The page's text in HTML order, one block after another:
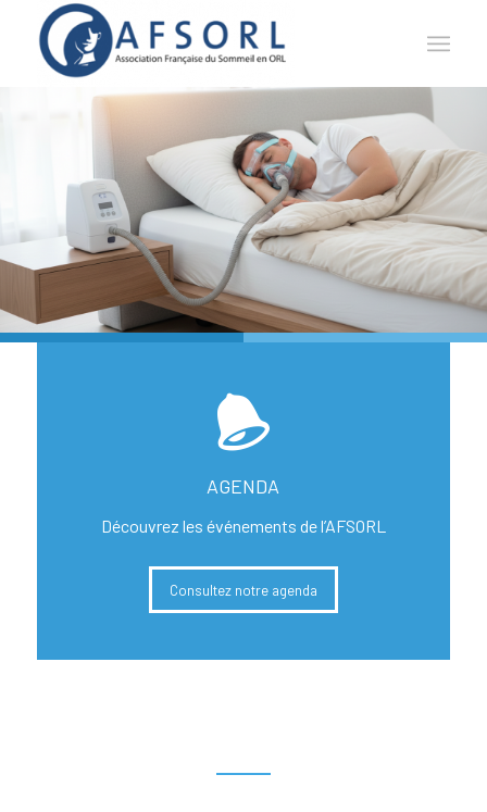
AGENDA
Découvrez les événements de l’AFSORL
Consultez notre agenda